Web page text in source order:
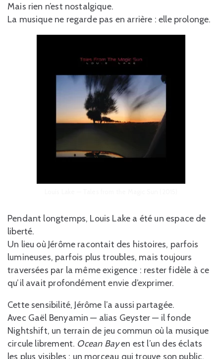
Mais rien n’est nostalgique.
La musique ne regarde pas en arrière : elle prolonge.
Pendant longtemps, Louis Lake a été un espace de
liberté.
Un lieu où Jérôme racontait des histoires, parfois
lumineuses, parfois plus troubles, mais toujours
traversées par la même exigence : rester fidèle à ce
qu’il avait profondément envie d’exprimer.
Cette sensibilité, Jérôme l’a aussi partagée.
Avec Gaël Benyamin — alias Geyster — il fonde
Nightshift, un terrain de jeu commun où la musique
circule librement. Ocean Bayen est l’un des éclats
les plus visibles : un morceau qui trouve son public,